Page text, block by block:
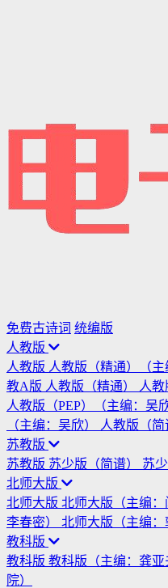
免费古诗词 统编版
人教版
人教版 人教版（精通）（主
教A版 人教版（精通）
人教
人教版（PEP）（主编：吴
（主编：吴欣）
人教版（简
苏教版
苏教版 苏少版（简谱） 苏
北师大版
北师大版 北师大版（主编：
李春密） 北师大版（主编：
教科版
教科版 教科版（主编：龚亚
院）